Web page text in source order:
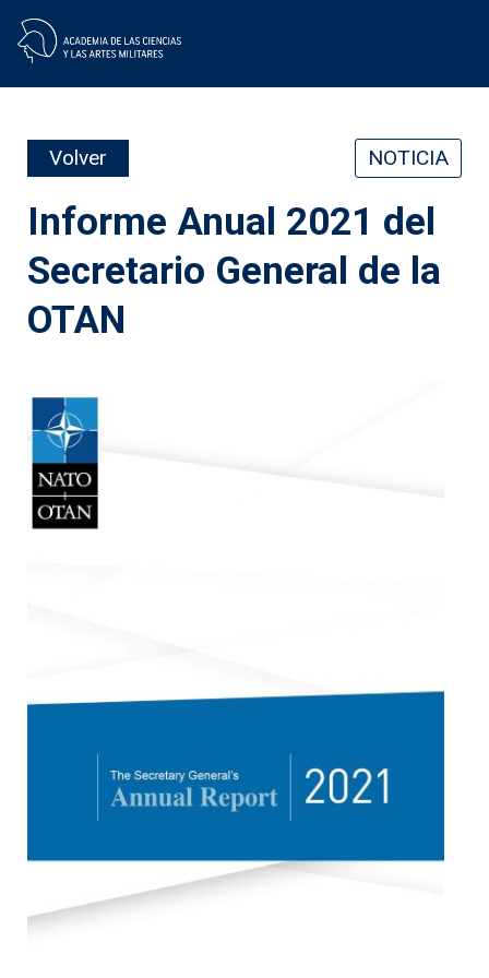
content
Volver NOTICIA
Informe Anual 2021 del
Secretario General de la
OTAN